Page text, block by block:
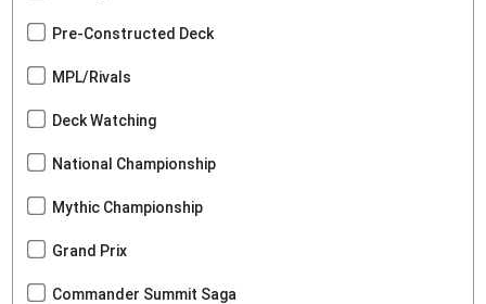
Pre-Constructed Deck
MPL/Rivals
Deck Watching
National Championship
Mythic Championship
Grand Prix
Commander Summit Saga